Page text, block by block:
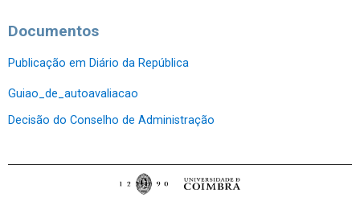
Documentos
Publicação em Diário da República
Guiao_de_autoavaliacao
Decisão do Conselho de Administração